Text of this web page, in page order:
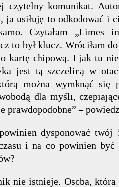
czytelny komunikat.
ja usiłuję to odkodować i
Czytałam „Limes
to był klucz. Wróciłam
kartę chipową. I jak tu
jest tą szczeliną w
można wymknąć się
dla myśli,
prawdopodobne” –
dysponować twój
i na co powinien być
nie istnieje. Osoba, która